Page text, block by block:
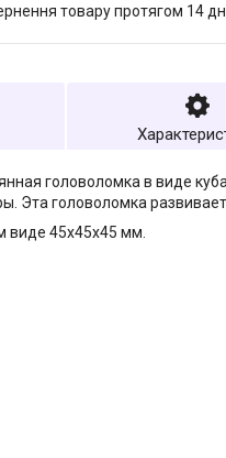
товару протягом 14
головоломка в виде
Эта головоломка
виде 45х45х45 мм.